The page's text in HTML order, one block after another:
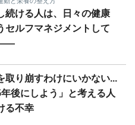
続ける人は、日々の健康
セルフマネジメントして
——
取り崩すわけにいかない...
年後にしよう」と考える人
る不幸